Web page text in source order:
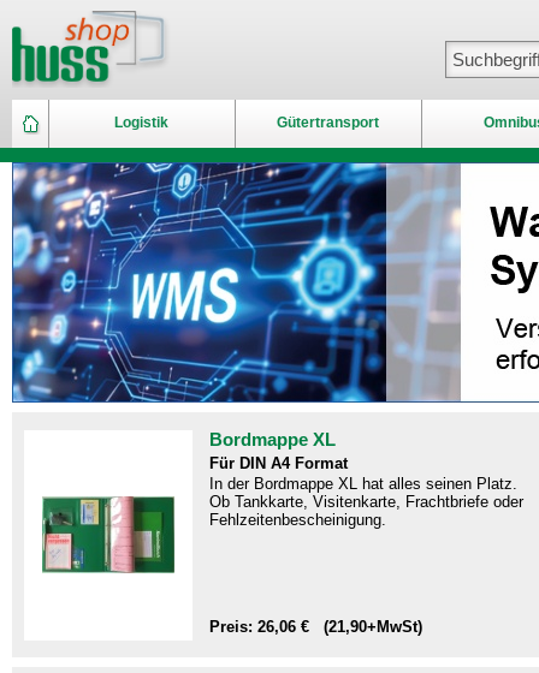
Logistik Gütertransport
Bordmappe XL
Für DIN A4 Format
In der Bordmappe XL hat alles seinen Platz.
Ob Tankkarte, Visitenkarte, Frachtbriefe oder
Fehlzeitenbescheinigung.
Preis: 26,06 € (21,90+MwSt)